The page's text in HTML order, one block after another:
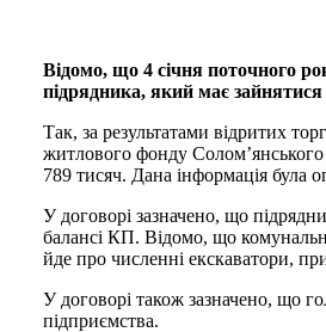
Відомо, що 4 січня поточного
підрядника, який має
Так, за результатами відритих
житлового фонду
789 тисяч. Дана інформація була
У договорі зазначено, що
балансі КП. Відомо, що
йде про численні екскаватори,
У договорі також зазначено, що
підприємства.